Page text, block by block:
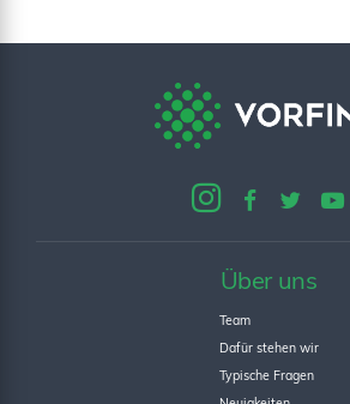
Über uns
Team
Dafür stehen wir
Typische Fragen